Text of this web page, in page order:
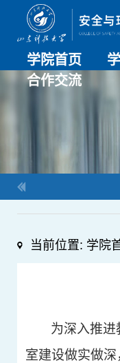
学院首页
合作交流
当前位置: 学院
为深入推进
室建设做实做